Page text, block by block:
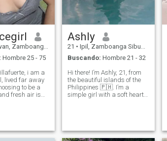
Sibugay, Filipinas
Hombre 25 - 75
i am a
lived far away
to be a
fresh air is
Ashly
21 • Ipil, Zamboanga Sibugay, Filipinas
Buscando: Hombre 21 - 32
Hi there! I’m Ashly, 21, from
the beautiful islands of the
Philippines 🇵🇭. I’m a
simple girl with a soft heart,
makes your cheeks hurt,